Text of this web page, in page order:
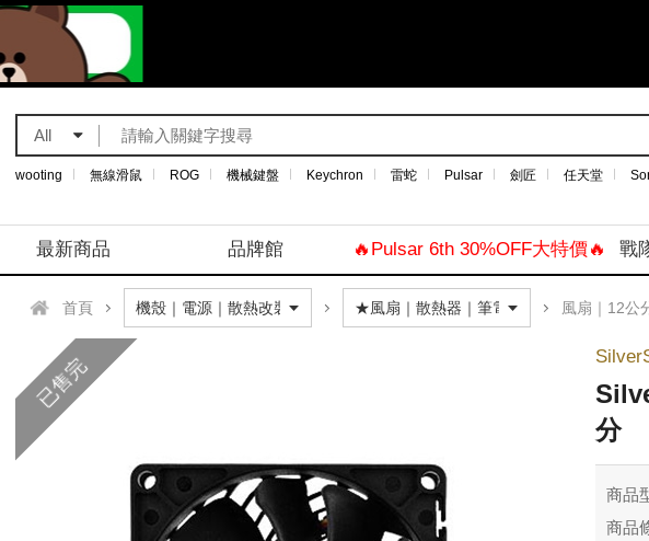
All
wooting 無線滑鼠 ROG 機械鍵盤 Keychron 雷蛇 Pulsar 劍匠 任天堂
最新商品 品牌館 🔥Pulsar 6th 30%OFF大特價🔥 戰
首頁 風扇｜12公
已售完
分
商品
商品